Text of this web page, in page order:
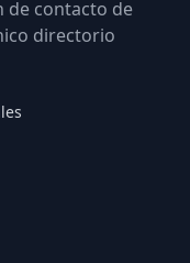
de contacto de
directorio